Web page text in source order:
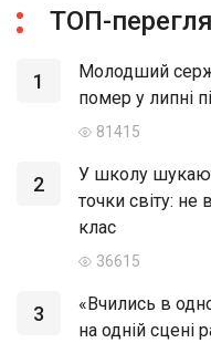
ТОП-
1
Молодший
помер у липні
81415
2
У школу
точки світу: не
клас
36615
3
«Вчились в
на одній сцені